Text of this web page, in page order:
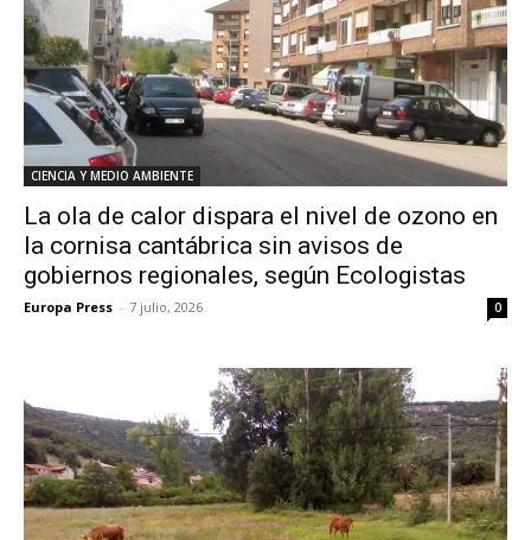
CIENCIA Y MEDIO AMBIENTE
La ola de calor dispara el nivel de ozono en
la cornisa cantábrica sin avisos de
gobiernos regionales, según Ecologistas
Europa Press - 7 julio, 2026 0